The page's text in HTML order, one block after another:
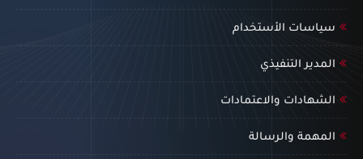
سياسات الأستخدام
المدير التنفيذي
الشهادات والاعتمادات
المهمة والرسالة